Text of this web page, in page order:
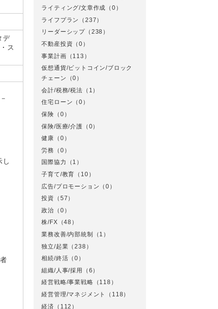
デ
ス
し
ライティング/文章作成 （0）
ライフプラン
（237）
リーダーシップ （238）
不動産投資 （0）
事業計画 （113）
仮想通貨/ビットコイン/ブロック
チェーン
（0）
会計/税務/税法 （1）
住宅ローン （0）
保険 （0）
保険/医療/介護 （0）
健康 （0）
労務
（0）
国際協力
（1）
子育て/教育 （10）
広告/プロモーション （0）
投資 （57）
政治 （0）
株/FX （48）
業務改善/内部統制
（1）
独立/起業 （238）
相続/終活 （0）
組織/人事/採用
（6）
経営戦略/事業戦略 （118）
経営管理/マネジメント
（118）
経済 （112）